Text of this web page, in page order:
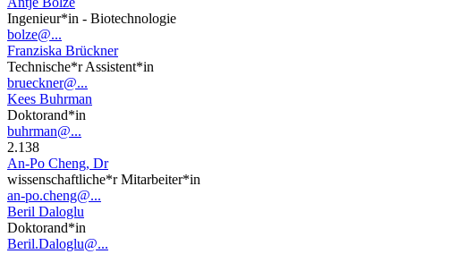
Ingenieur*in - Biotechnologie
bolze@...
Franziska Brückner
Technische*r Assistent*in
brueckner@...
Kees Buhrman
Doktorand*in
buhrman@...
2.138
An-Po Cheng, Dr
wissenschaftliche*r Mitarbeiter*in
an-po.cheng@...
Beril Daloglu
Doktorand*in
Beril.Daloglu@...